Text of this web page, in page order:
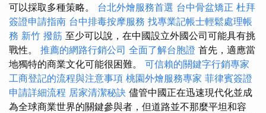
可以採取多種策略。 台北外燴服務首選 台中骨盆矯正 杜拜
簽證申請指南 台中排毒按摩服務 找專業記帳士輕鬆處理帳
務 新竹 撥筋 至少可以說，在中國設立外國公司可能具有挑
戰性。 推薦的網路行銷公司 全面了解台胞證 首先，適應當
地獨特的商業文化可能很困難。 可信賴的關鍵字行銷專家
工商登記的流程與注意事項 桃園外燴服務專家 菲律賓簽證
申請詳細流程 居家清潔秘訣 儘管中國正在迅速現代化並成
為全球商業世界的關鍵參與者，但道路並不那麼平坦和容